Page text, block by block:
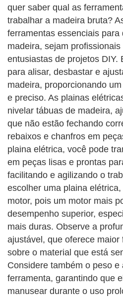
quer saber qual as
trabalhar a madeira bruta?
ferramentas essenciais para
madeira, sejam
entusiastas de projetos DIY.
para alisar, desbastar e
madeira, proporcionando
e preciso. As plainas
nivelar tábuas de madeira,
que não estão fechando
rebaixos e chanfros em
plaina elétrica, você pode
em peças lisas e prontas
facilitando e agilizando o
escolher uma plaina
motor, pois um motor mais
desempenho superior,
mais duras. Observe a
ajustável, que oferece
sobre o material que está
Considere também o peso e
ferramenta, garantindo que
manusear durante o uso